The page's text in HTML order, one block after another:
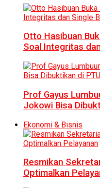
Otto Hasibuan
Soal Integritas
Prof Gayus
Jokowi Bisa
Ekonomi & Bisnis
Resmikan
Optimalkan